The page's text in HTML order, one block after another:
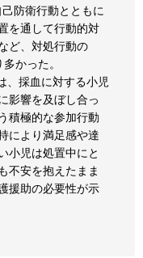
防衛行動とともに
を通して行動的対
ど、対処行動の
かった。
、採血に対する小児
影響を及ぼし合っ
積極的な参加行動
により満足感や達
小児は処置中にと
不安を抱えたまま
援助の必要性が示